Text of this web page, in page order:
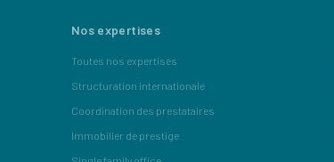
Nos expertises
Toutes nos expertises
Structuration internationale
Coordination des prestataires
Immobilier de prestige